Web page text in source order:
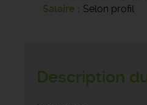
Salaire
Selon profil
Description